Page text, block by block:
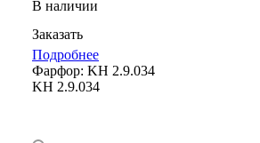
В наличии
Заказать
Подробнее
Фарфор: KH 2.9.034
KH 2.9.034